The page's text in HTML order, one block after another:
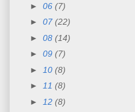
► 06 (7)
► 07 (22)
► 08 (14)
► 09 (7)
►
10 (8)
►
11 (8)
►
12 (8)